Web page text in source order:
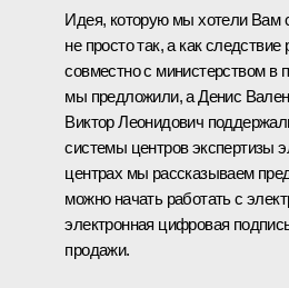
Идея, которую мы хотели Вам
не просто так, а как
совместно с министерством
мы предложили, а Денис
Виктор Леонидович
системы центров экспертизы
центрах мы рассказываем
можно начать работать с
электронная цифровая
продажи.